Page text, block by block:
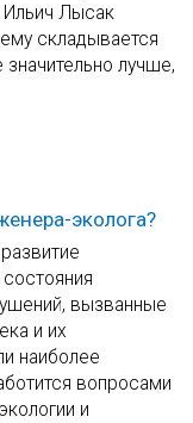
Ильич Лысак
складывается
лучше,
эколога?
вызванные
и их
наиболее
вопросами
и